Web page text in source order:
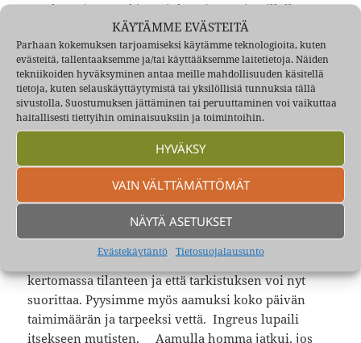
KÄYTÄMME EVÄSTEITÄ
Parhaan kokemuksen tarjoamiseksi käytämme teknologioita, kuten
evästeitä, tallentaaksemme ja/tai käyttääksemme laitetietoja. Näiden
tekniikoiden hyväksyminen antaa meille mahdollisuuden käsitellä
tietoja, kuten selauskäyttäytymistä tai yksilöllisiä tunnuksia tällä
sivustolla. Suostumuksen jättäminen tai peruuttaminen voi vaikuttaa
haitallisesti tiettyihin ominaisuuksiin ja toimintoihin.
HYVÄKSY
VAIN VÄLTTÄMÄTTÖMÄT
NÄYTÄ ASETUKSET
Evästekäytäntö Tietosuojalausunto
että hän sitten tarkistaa joka taimen aina illalla.
Arvelimme Kostin kanssa, että nyt on pantava
töpinäksi, jos aiomme saada kunnon tilin.
Kehitimme sitten työtavan, jossa Kosa vahvempana
kantoi veden ja minä istutin ja kastelin. Vauhti
koveni, kun olin alkuun nopeampi kun Kosa, joka
sitten korjasi tilanteen juoksemalla kastelukannut
käsissään mennen tullen. Puolen päivän aikoihin
oli päiväksi varatut taimet loppu ja lähdimme
isäntää tavoittelemaan eväitämme matkalla syöden.
Ingreus oli ihmeissään, mutta lupasi heti tuoda
uuden kuorman taimia ja vettä. Illan suussa taimet
loppuivat vielä aikaisemmin tekniikkamme
hiouduttua ja kävimme taas kotimatkalla
kertomassa tilanteen ja että tarkistuksen voi nyt
suorittaa. Pyysimme myös aamuksi koko päivän
taimimäärän ja tarpeeksi vettä. Ingreus lupaili
itsekseen mutisten. Aamulla homma jatkui, jos